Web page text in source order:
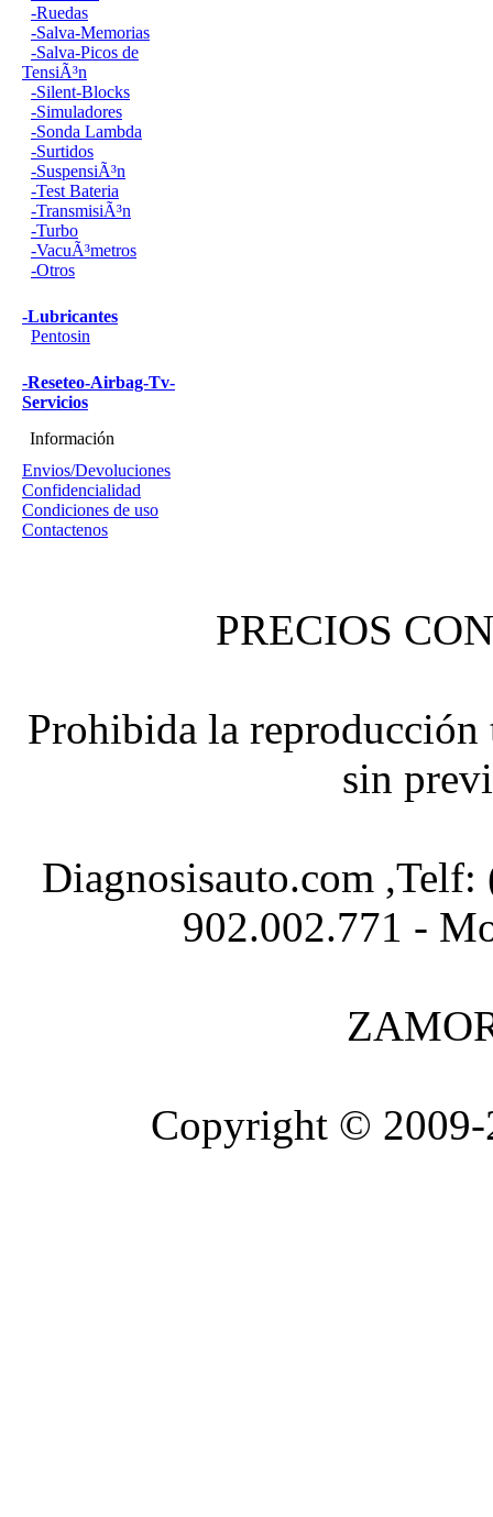
-Ruedas
-Salva-Memorias
-Salva-Picos de
TensiÃ³n
-Silent-Blocks
-Simuladores
-Sonda Lambda
-Surtidos
-SuspensiÃ³n
-Test Bateria
-TransmisiÃ³n
-Turbo
-VacuÃ³metros
-Otros
-Lubricantes
Pentosin
-Reseteo-Airbag-Tv-
Servicios
Información
Envios/Devoluciones
Confidencialidad
Condiciones de uso
Contactenos
PRECIOS
Prohibida la
sin
Diagnosisauto.com
902.002.771 -
Copyright ©